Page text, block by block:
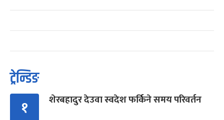
ट्रेन्डिङ
१ शेरबहादुर देउवा स्वदेश फर्किने समय परिवर्तन